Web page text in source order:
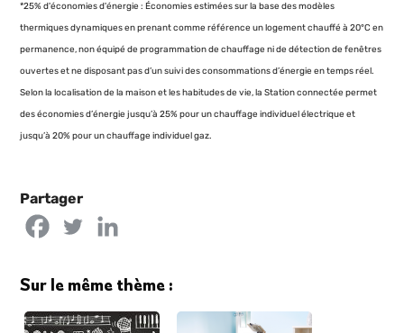
*25% d'économies d'énergie : Économies estimées sur la base des modèles
thermiques dynamiques en prenant comme référence un logement chauffé à 20°C en
permanence, non équipé de programmation de chauffage ni de détection de fenêtres
ouvertes et ne disposant pas d’un suivi des consommations d’énergie en temps réel.
Selon la localisation de la maison et les habitudes de vie, la Station connectée permet
des économies d’énergie jusqu’à 25% pour un chauffage individuel électrique et
jusqu’à 20% pour un chauffage individuel gaz.
Partager
Sur le même thème :